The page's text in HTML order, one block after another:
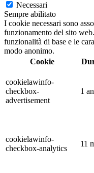
Necessari
Sempre abilitato
I cookie necessari sono
funzionamento del sito
funzionalità di base e le
modo anonimo.
Cookie
cookielawinfo-
checkbox-
advertisement
1
cookielawinfo-
checkbox-analytics
11